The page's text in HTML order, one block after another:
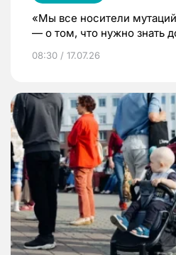
«Мы все носители
— о том, что нужно знать
08:30 / 17.07.26